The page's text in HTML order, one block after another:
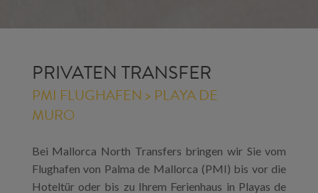
PRIVATEN TRANSFER
PMI FLUGHAFEN > PLAYA DE
MURO
Bei Mallorca North Transfers bringen wir Sie vom
Flughafen von Palma de Mallorca (PMI) bis vor die
Hoteltür oder bis zu Ihrem Ferienhaus in Playas de